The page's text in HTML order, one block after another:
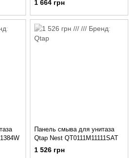
1 664 грн
Панель смыва для унитаза
Qtap Nest QT0111M11111SAT
1 526 грн